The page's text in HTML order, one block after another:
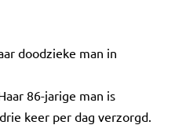
doodzieke man in
86-jarige man is
keer per dag verzorgd.